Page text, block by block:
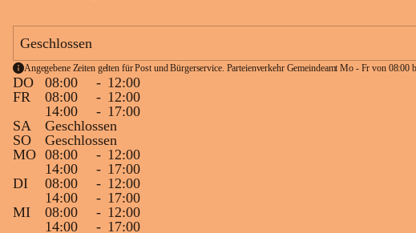
Geschlossen
Angegebene Zeiten gelten für Post und Bürgerservice. Parteienverkehr Gemeindeamt Mo - Fr von 08:00
DO 08:00 - 12:00
FR
08:00 - 12:00
14:00
- 17:00
SA
Geschlossen
SO
Geschlossen
MO 08:00 - 12:00
14:00
- 17:00
DI
08:00 - 12:00
14:00
- 17:00
MI
08:00 - 12:00
14:00
- 17:00